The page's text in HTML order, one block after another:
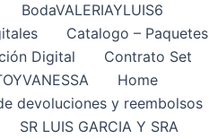
BodaVALERIAYLUIS6
Catalogo – Paquetes
Digital
Contrato Set
Home
devoluciones y reembolsos
SR LUIS GARCIA Y SRA